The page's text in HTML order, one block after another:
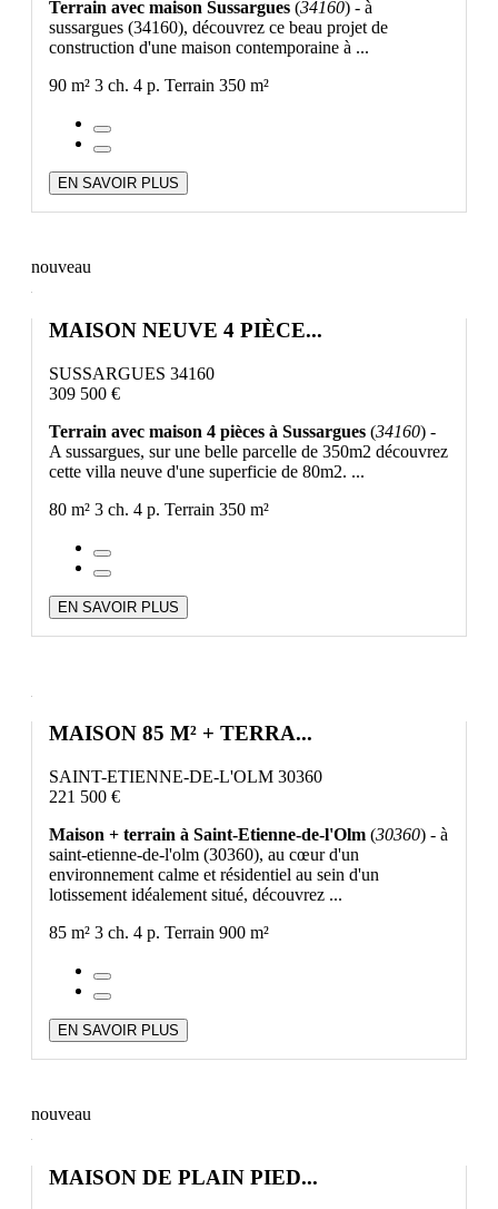
Terrain avec maison Sussargues (34160) - à
sussargues (34160), découvrez ce beau projet de
construction d'une maison contemporaine à ...
90 m² 3 ch. 4 p. Terrain 350 m²
EN SAVOIR PLUS
nouveau
MAISON NEUVE 4 PIÈCE...
SUSSARGUES 34160
309 500 €
Terrain avec maison 4 pièces à Sussargues (34160) -
A sussargues, sur une belle parcelle de 350m2 découvrez
cette villa neuve d'une superficie de 80m2. ...
80 m² 3 ch. 4 p. Terrain 350 m²
EN SAVOIR PLUS
MAISON 85 M² + TERRA...
SAINT-ETIENNE-DE-L'OLM 30360
221 500 €
Maison + terrain à Saint-Etienne-de-l'Olm (30360) - à
saint-etienne-de-l'olm (30360), au cœur d'un
environnement calme et résidentiel au sein d'un
lotissement idéalement situé, découvrez ...
85 m² 3 ch. 4 p. Terrain 900 m²
EN SAVOIR PLUS
nouveau
MAISON DE PLAIN PIED...